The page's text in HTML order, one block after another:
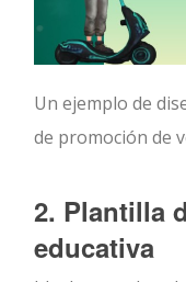
Un ejemplo de
de promoción de
2. Plantilla
educativa